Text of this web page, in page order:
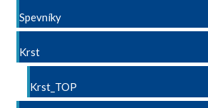
Spevníky
Krst
Krst_TOP